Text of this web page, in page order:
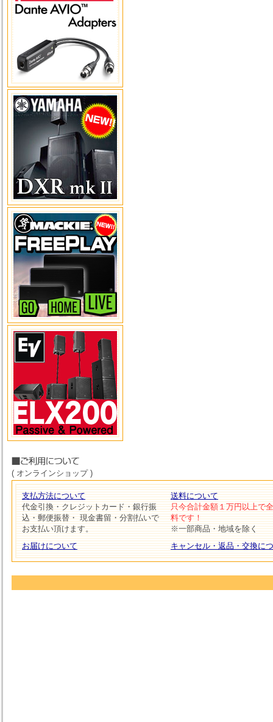
( オンラインショップ )
支払方法について
代金引換・クレジットカード・銀行振
込・郵便振替・ 現金書留・分割払いで
お支払い頂けます。
お届けについて
送料について
只今合計金額１万円以上で
料です！
※一部商品・地域を除く
キャンセル・返品・交換に